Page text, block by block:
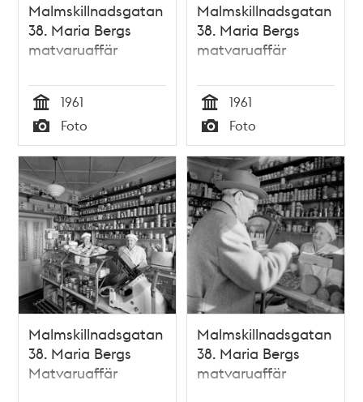
Malmskillnadsgatan
38. Maria Bergs
matvaruaffär
Tid
1961
Typ
Foto
Malmskillnadsgatan
38. Maria Bergs
matvaruaffär
Tid
1961
Typ
Foto
Malmskillnadsgatan
38. Maria Bergs
Matvaruaffär
Malmskillnadsgatan
38. Maria Bergs
matvaruaffär